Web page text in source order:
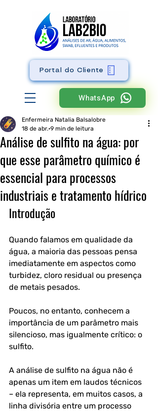
WhatsApp
Portal do Cliente
Análise de sulfito na água: por
que esse parâmetro químico é
essencial para processos
industriais e tratamento hídrico
Enfermeira Natalia Balsalobre
18 de abr. 9 min de leitura
Introdução
Quando falamos em qualidade da
água, a maioria das pessoas pensa
imediatamente em aspectos como
turbidez, cloro residual ou presença
de metais pesados.
Poucos, no entanto, conhecem a
importância de um parâmetro mais
silencioso, mas igualmente crítico: o
sulfito.
A análise de sulfito na água não é
apenas um item em laudos técnicos
– ela representa, em muitos casos, a
linha divisória entre um processo